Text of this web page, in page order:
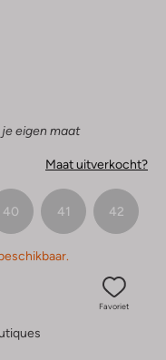
eigen maat
Maat uitverkocht?
40 41 42
Favoriet